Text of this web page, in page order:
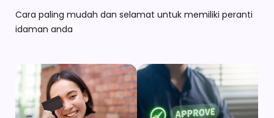
Cara paling mudah dan selamat untuk memiliki peranti
idaman anda